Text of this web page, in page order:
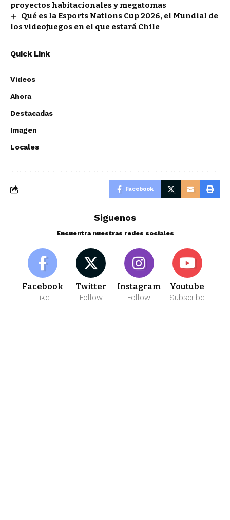
proyectos habitacionales y megatomas
Qué es la Esports Nations Cup 2026, el Mundial de
los videojuegos en el que estará Chile
Quick Link
Videos
Ahora
Destacadas
Imagen
Locales
Facebook
Siguenos
Encuentra nuestras redes sociales
Facebook
Like
Twitter
Follow
Instagram
Follow
Youtube
Subscribe